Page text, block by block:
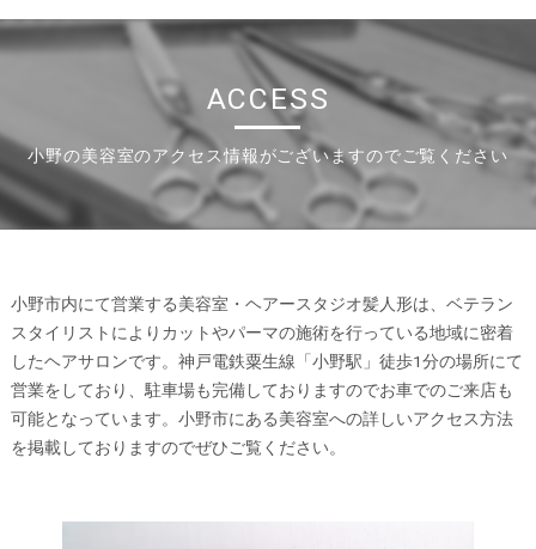
小野の美容室のアクセス情報がございますのでご覧ください
ACCESS
小野市内にて営業する美容室・ヘアースタジオ髪人形は、ベテラン
スタイリストによりカットやパーマの施術を行っている地域に密着
したヘアサロンです。神戸電鉄粟生線「小野駅」徒歩1分の場所にて
営業をしており、駐車場も完備しておりますのでお車でのご来店も
可能となっています。小野市にある美容室への詳しいアクセス方法
を掲載しておりますのでぜひご覧ください。